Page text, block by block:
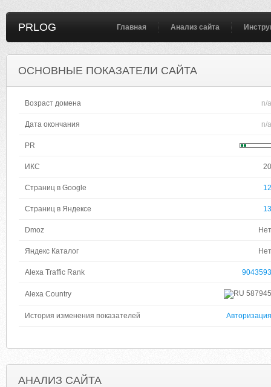
PRLOG Главная Анализ сайта
ОСНОВНЫЕ ПОКАЗАТЕЛИ САЙТА
Возраст домена n/a
Дата окончания n/a
PR
ИКС 20
Страниц в Google 12
Страниц в Яндексе 13
Dmoz Нет
Яндекс Каталог Нет
Alexa Traffic Rank 9043593
Alexa Country 587945
История изменения показателей Авторизация
АНАЛИЗ САЙТА